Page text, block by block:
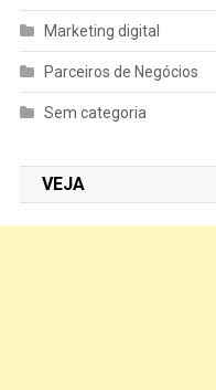
Marketing digital
Parceiros de Negócios
Sem categoria
VEJA